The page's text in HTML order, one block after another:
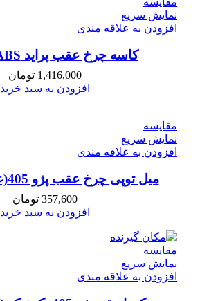
نمایش سریع
افزودن به علاقه مندی
کاسه چرخ عقب پراید ABS رفیع نیا
1,416,000 تومان
افزودن به سبد خرید
مقايسه
نمایش سریع
افزودن به علاقه مندی
میل توپی چرخ عقب پژو 405(عمده)رفیع نیا
357,600 تومان
افزودن به سبد خرید
مقايسه
نمایش سریع
افزودن به علاقه مندی